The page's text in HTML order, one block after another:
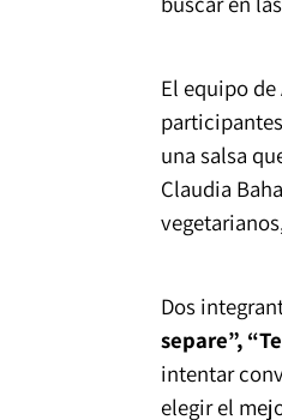
El equipo
una salsa
Claudia
Dos
separe”,
intentar
elegir el